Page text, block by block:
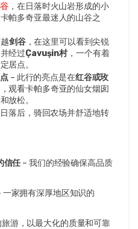
，在日落时火山岩形成的小
帕多奇亚最迷人的山谷之
剑谷，在这里可以看到尖锐
经过Çavuşin村，一个有着
居点。
– 此行的亮点是在红谷或玫
观看卡帕多奇亚的仙女烟囱
放松。
落后，骑回农场并舒适地转
信任 – 我们的经验确保高品质
一家拥有深厚地区知识的
游，以最大化的质量和可靠